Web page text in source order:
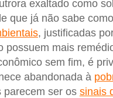
exaltado como
que já não sabe
, justificadas
mais
sem fim, é
abandonada à
parecem ser os sinais